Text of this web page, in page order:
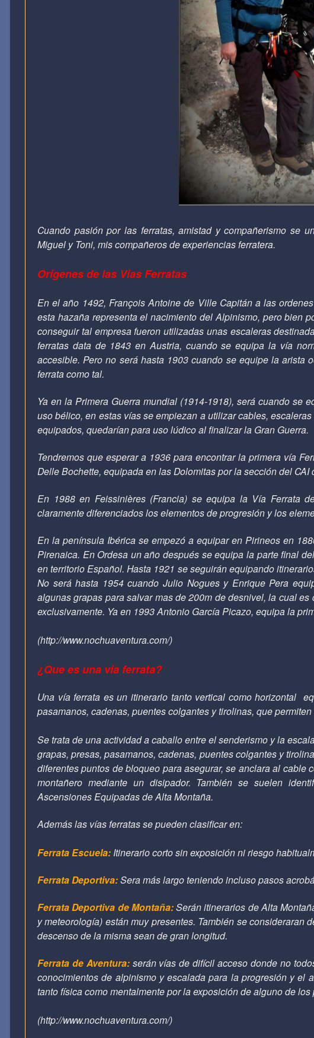
Cuando pasión por las ferratas, amistad y compañerismo se
Miguel y Toni, mis compañeros de experiencias ferratera.
Orígenes de las Vías Ferratas
En el año 1492, François Antoine de Ville Capitán a las
esta hazaña representa el nacimiento del Alpinismo, pero bien
conseguir tal empresa fueron utilizadas unas escaleras
ferratas data de 1843 en Austria, cuando se equipa la vía
accesible. Pero no será hasta 1903 cuando se equipe la arista
ferrata como tal.
Ya en la Primera Guerra mundial (1914-1918), será cuando se
uso bélico, en estas vías se empiezan a utilizar cables,
equipados, quedarían para uso lúdico al finalizar la Gran Guerra.
Tendremos que esperar a 1936 para encontrar la primera vía
Delle Bochette, equipada en las Dolomitas por la sección del CAI
En 1988 en Feissinières (Francia) se equipa la Vía Ferrata
claramente diferenciados los elementos de progresión y los
En la península Ibérica se empezó a equipar en Pirineos en
Pirenaica. En Ordesa un año después se equipa la parte final
en territorio Español. Hasta 1921 se seguirán equipando
No será hasta 1954 cuando Julio Nogues y Enrique Pera
algunas grapas para salvar mas de 200m de desnivel, la cual
exclusivamente. Ya en 1993 Antonio García Picazo, equipa la
(http://www.nochuaventura.com/)
¿Que es una vía ferrata?
Una vía ferrata es un itinerario tanto vertical como horizontal
pasamanos, cadenas, puentes colgantes y tirolinas, que
Se trata de una actividad a caballo entre el senderismo y la
grapas, presas, pasamanos, cadenas, puentes colgantes y
diferentes puntos de bloqueo para asegurar, se anclara al
montañero mediante un disipador. También se suelen
Ascensiones Equipadas de Alta Montaña.
Además las vías ferratas se pueden clasificar en:
Ferrata Escuela: Itinerario corto sin exposición ni riesgo
Ferrata Deportiva:Sera más largo teniendo incluso pasos
Ferrata Deportiva de Montaña:Serán itinerarios de Alta
y meteorología) están muy presentes. También se
descenso de la misma sean de gran longitud.
Ferrata de Aventura:serán vías de difícil acceso donde no
conocimientos de alpinismo y escalada para la progresión y el
tanto física como mentalmente por la exposición de alguno de los
(http://www.nochuaventura.com/)